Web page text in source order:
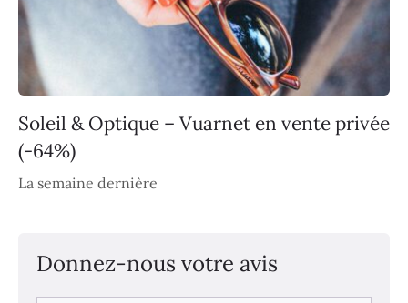
Soleil & Optique – Vuarnet en vente privée
(-64%)
La semaine dernière
Donnez-nous votre avis